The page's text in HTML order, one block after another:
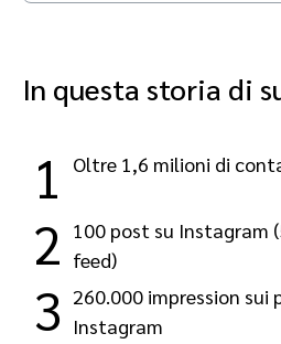
In questa storia di
1 Oltre 1,6 milioni di
2 100 post su Instagram
feed)
3 260.000 impression sui
Instagram